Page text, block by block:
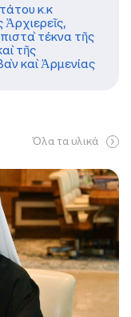
κ.κ
τέκνα τῆς
τῆς
καὶ Ἀρμενίας
Όλα τα υλικά